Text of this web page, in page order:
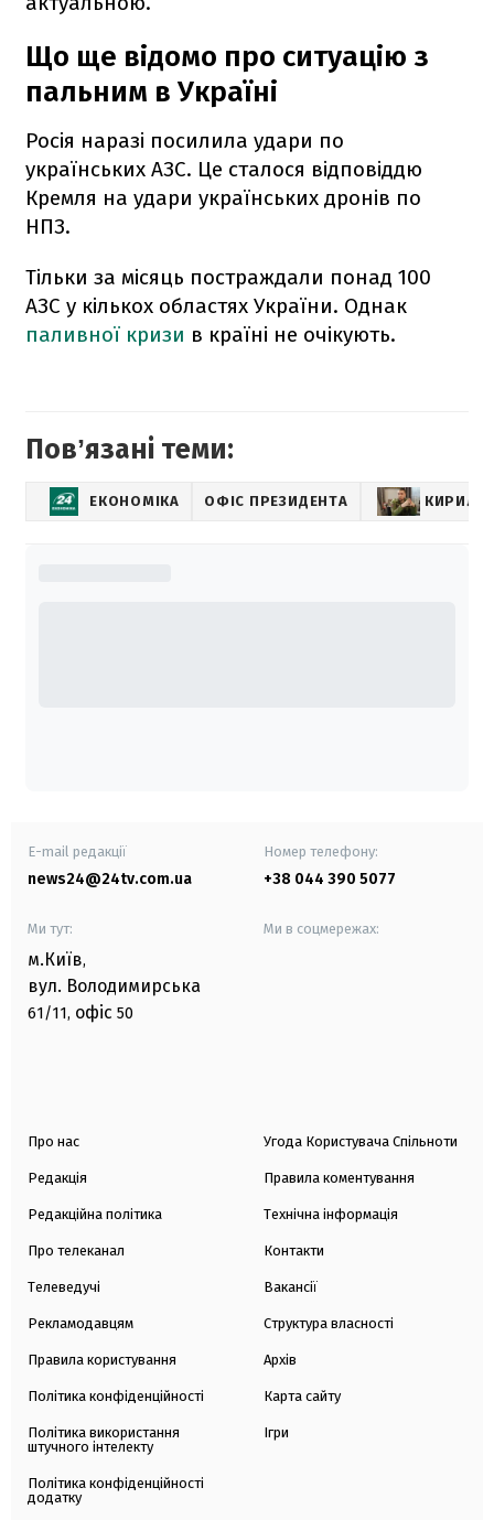
Що ще відомо про ситуацію з
пальним в Україні
Росія наразі посилила удари по
українських АЗС. Це сталося відповіддю
Кремля на удари українських дронів по
НПЗ.
Тільки за місяць постраждали понад 100
АЗС у кількох областях України. Однак
паливної кризи в країні не очікують.
Повʼязані теми:
ЕКОНОМІКА ОФІС ПРЕЗИДЕНТА КИРИЛО
E-mail редакції
news24@24tv.com.ua
Номер телефону:
+38 044 390 5077
Ми тут:
м.Київ,
вул. Володимирська
61/11, офіс 50
Ми в соцмережах:
Про нас
Редакція
Редакційна політика
Про телеканал
Телеведучі
Рекламодавцям
Правила користування
Політика конфіденційності
Політика використання
штучного інтелекту
Політика конфіденційності
додатку
Угода Користувача Спільноти
Правила коментування
Технічна інформація
Контакти
Вакансії
Структура власності
Архів
Карта сайту
Ігри